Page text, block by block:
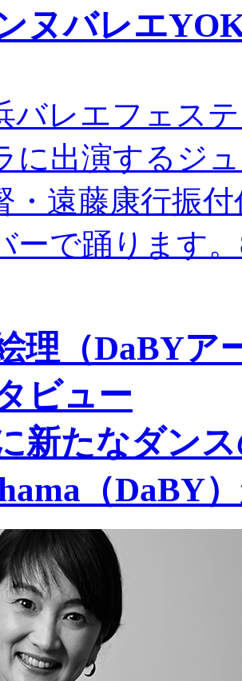
ヌバレエ
バレエフェス
に出演するジ
・遠藤康行振
ーで踊ります
理（DaBYア
ビュー
新たなダンス
（DaBY